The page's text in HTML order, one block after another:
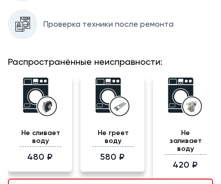
Проверка техники после ремонта
Распространённые неисправности:
Не сливает
воду
480 ₽
Не греет
воду
580 ₽
Не
заливает
воду
420 ₽